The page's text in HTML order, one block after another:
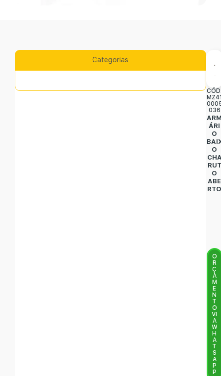
Categorias
036
ÁRI
O
O
RUT
O
ABE
O
R
Ç
A
M
E
N
T
O
VI
A
W
H
A
T
S
A
P
P